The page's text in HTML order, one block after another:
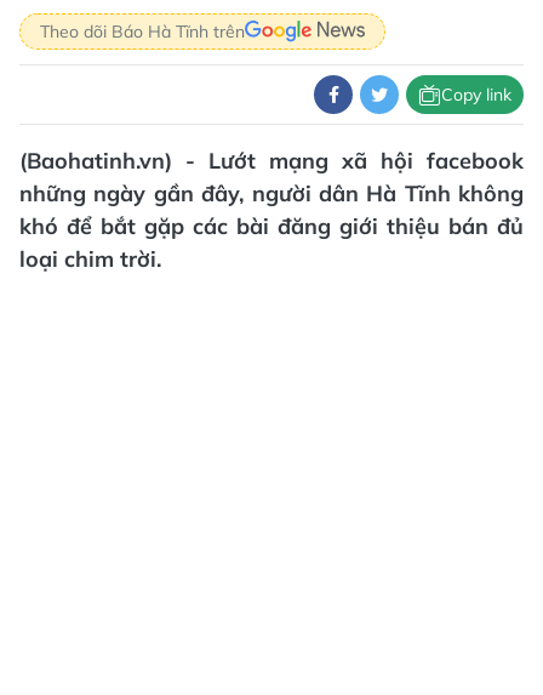
Theo dõi Báo Hà Tĩnh trên
Copy link
(Baohatinh.vn) - Lướt mạng xã hội facebook
những ngày gần đây, người dân Hà Tĩnh không
khó để bắt gặp các bài đăng giới thiệu bán đủ
loại chim trời.